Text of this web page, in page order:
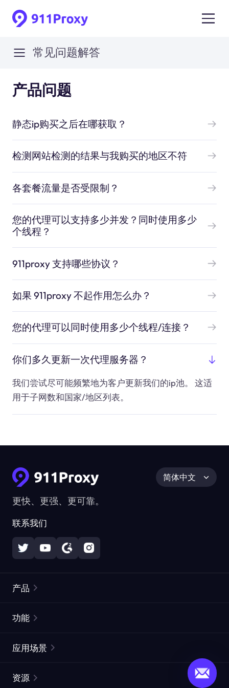
常见问题解答
产品问题
静态ip购买之后在哪获取？
检测网站检测的结果与我购买的地区不符
各套餐流量是否受限制？
您的代理可以支持多少并发？同时使用多少
个线程？
911proxy 支持哪些协议？
如果 911proxy 不起作用怎么办？
您的代理可以同时使用多少个线程/连接？
你们多久更新一次代理服务器？
我们尝试尽可能频繁地为客户更新我们的ip池。 这适
用于子网数和国家/地区列表。
更快、更强、更可靠。
联系我们
简体中文
产品
静态住宅代理
功能
ISP代理
应用场景
资源